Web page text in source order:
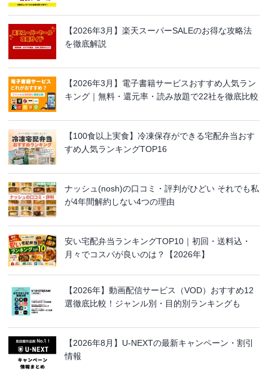
【2026年3月】楽天スーパーSALEのお得な攻略法
を徹底解説
【2026年3月】電子書籍サービスおすすめ人気ラン
キング｜無料・還元率・読み放題で22社を徹底比較
【100食以上実食】冷凍保存ができる宅配弁当おす
すめ人気ランキングTOP16
ナッシュ(nosh)の口コミ・評判がひどい それでも私
が4年間解約しない4つの理由
安い宅配弁当ランキングTOP10｜初回・送料込・
月々でコスパが良いのは？【2026年】
【2026年】動画配信サービス（VOD）おすすめ12
選徹底比較！ジャンル別・目的別ランキングも
【2026年8月】U-NEXTの最新キャンペーン・割引
情報